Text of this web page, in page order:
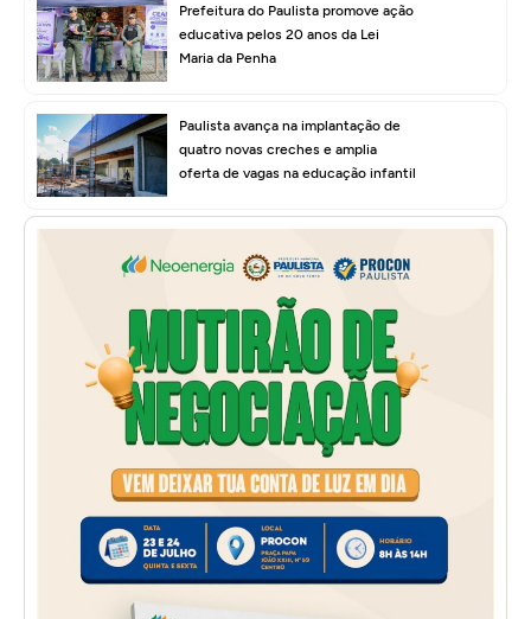
Prefeitura do Paulista promove ação
educativa pelos 20 anos da Lei
Maria da Penha
Paulista avança na implantação de
quatro novas creches e amplia
oferta de vagas na educação infantil